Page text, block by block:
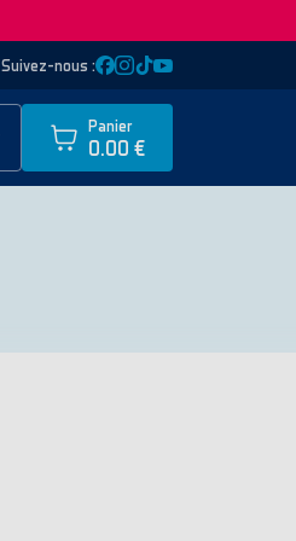
Suivez-nous :
Panier
0.00 €